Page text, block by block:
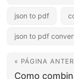
json to pdf
json to pdf
« PÁGINA
Como